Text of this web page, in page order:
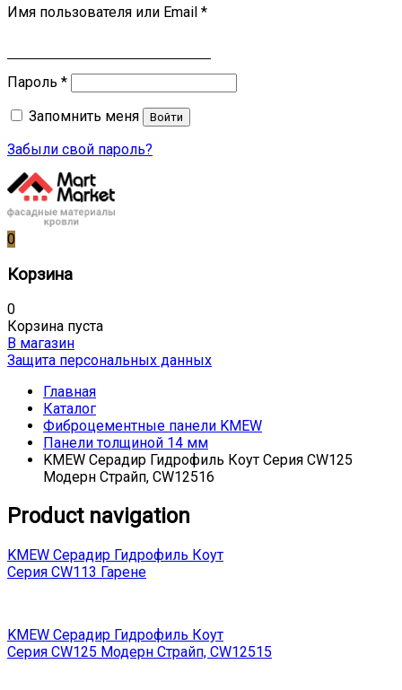
Имя пользователя или Email *
Пароль *
Запомнить меня
Войти
Забыли свой пароль?
0
Корзина
0
Корзина пуста
В магазин
Защита персональных данных
Главная
Каталог
Фиброцементные панели KMEW
Панели толщиной 14 мм
KMEW Серадир Гидрофиль Коут Серия CW125
Модерн Страйп, CW12516
Product navigation
KMEW Серадир Гидрофиль Коут
Серия CW113 Гарене
KMEW Серадир Гидрофиль Коут
Серия CW125 Модерн Страйп, CW12515